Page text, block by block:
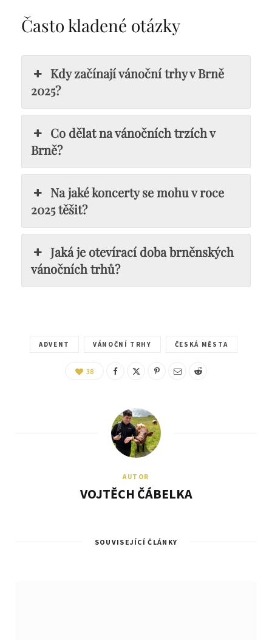
Často kladené otázky
Kdy začínají vánoční trhy v Brně
2025?
Co dělat na vánočních trzích v
Brně?
Na jaké koncerty se mohu v roce
2025 těšit?
Jaká je otevírací doba brněnských
vánočních trhů?
ADVENT VÁNOČNÍ TRHY ČESKÁ MĚSTA
38
AUTOR
VOJTĚCH ČÁBELKA
SOUVISEJÍCÍ ČLÁNKY